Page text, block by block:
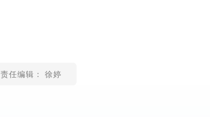
责任编辑： 徐婷